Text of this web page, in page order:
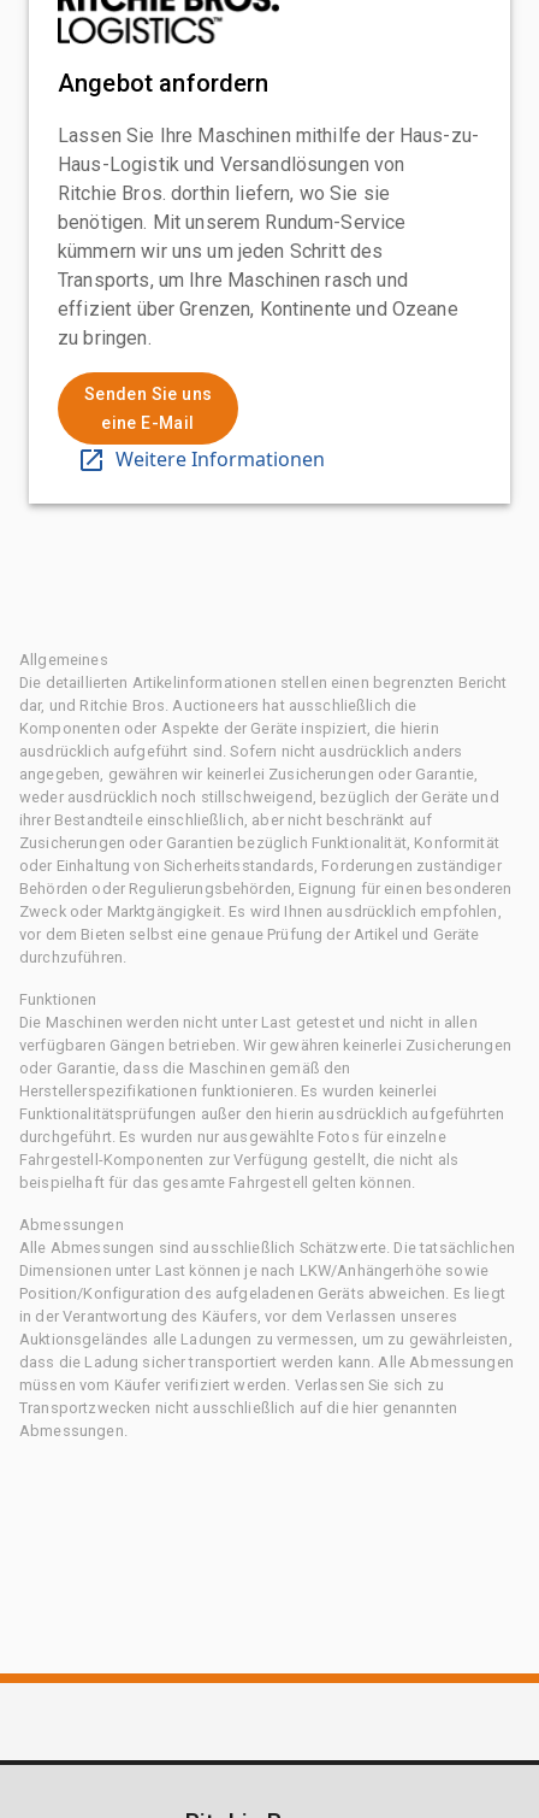
Angebot anfordern
Lassen Sie Ihre Maschinen mithilfe der Haus-zu-
Haus-Logistik und Versandlösungen von
Ritchie Bros. dorthin liefern, wo Sie sie
benötigen. Mit unserem Rundum-Service
kümmern wir uns um jeden Schritt des
Transports, um Ihre Maschinen rasch und
effizient über Grenzen, Kontinente und Ozeane
zu bringen.
Senden Sie uns
eine E-Mail
Weitere Informationen
Allgemeines
Die detaillierten Artikelinformationen stellen einen begrenzten Bericht
dar, und Ritchie Bros. Auctioneers hat ausschließlich die
Komponenten oder Aspekte der Geräte inspiziert, die hierin
ausdrücklich aufgeführt sind. Sofern nicht ausdrücklich anders
angegeben, gewähren wir keinerlei Zusicherungen oder Garantie,
weder ausdrücklich noch stillschweigend, bezüglich der Geräte und
ihrer Bestandteile einschließlich, aber nicht beschränkt auf
Zusicherungen oder Garantien bezüglich Funktionalität, Konformität
oder Einhaltung von Sicherheitsstandards, Forderungen zuständiger
Behörden oder Regulierungsbehörden, Eignung für einen besonderen
Zweck oder Marktgängigkeit. Es wird Ihnen ausdrücklich empfohlen,
vor dem Bieten selbst eine genaue Prüfung der Artikel und Geräte
durchzuführen.
Funktionen
Die Maschinen werden nicht unter Last getestet und nicht in allen
verfügbaren Gängen betrieben. Wir gewähren keinerlei Zusicherungen
oder Garantie, dass die Maschinen gemäß den
Herstellerspezifikationen funktionieren. Es wurden keinerlei
Funktionalitätsprüfungen außer den hierin ausdrücklich aufgeführten
durchgeführt. Es wurden nur ausgewählte Fotos für einzelne
Fahrgestell-Komponenten zur Verfügung gestellt, die nicht als
beispielhaft für das gesamte Fahrgestell gelten können.
Abmessungen
Alle Abmessungen sind ausschließlich Schätzwerte. Die tatsächlichen
Dimensionen unter Last können je nach LKW/Anhängerhöhe sowie
Position/Konfiguration des aufgeladenen Geräts abweichen. Es liegt
in der Verantwortung des Käufers, vor dem Verlassen unseres
Auktionsgeländes alle Ladungen zu vermessen, um zu gewährleisten,
dass die Ladung sicher transportiert werden kann. Alle Abmessungen
müssen vom Käufer verifiziert werden. Verlassen Sie sich zu
Transportzwecken nicht ausschließlich auf die hier genannten
Abmessungen.